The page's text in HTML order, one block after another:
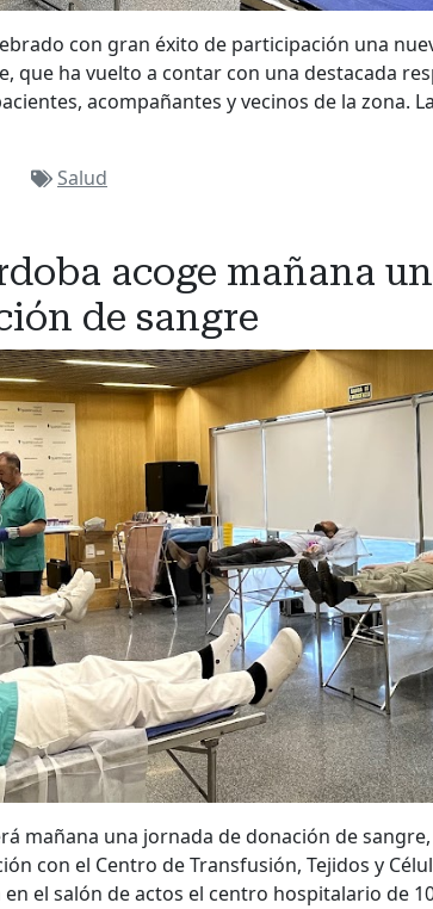
con gran éxito de participación una
que ha vuelto a contar con una destacada
acompañantes y vecinos de la zona. La
Salud
acoge mañana
de sangre
mañana una jornada de donación de
con el Centro de Transfusión, Tejidos y
el salón de actos el centro hospitalario de